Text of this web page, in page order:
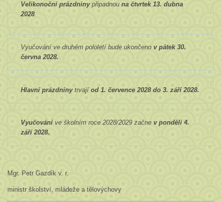
Velikonoční prázdninypřipadnou na čtvrtek 13. dubna
2028.
Vyučování ve druhém pololetí bude ukončeno v pátek 30.
června 2028.
Hlavní prázdninytrvají od 1. července 2028 do 3. září 2028.
Vyučováníve školním roce 2028/2029 začne v pondělí 4.
září 2028.
Mgr. Petr Gazdík v. r.
ministr školství, mládeže a tělovýchovy